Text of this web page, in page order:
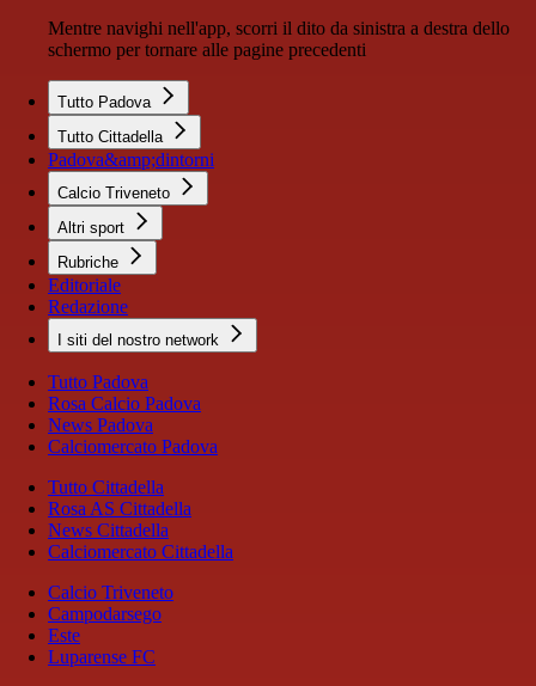
Mentre navighi nell'app, scorri il dito da sinistra a destra dello
schermo per tornare alle pagine precedenti
Tutto Padova
Tutto Cittadella
Padova&amp;dintorni
Calcio Triveneto
Altri sport
Rubriche
Editoriale
Redazione
I siti del nostro network
Tutto Padova
Rosa Calcio Padova
News Padova
Calciomercato Padova
Tutto Cittadella
Rosa AS Cittadella
News Cittadella
Calciomercato Cittadella
Calcio Triveneto
Campodarsego
Este
Luparense FC